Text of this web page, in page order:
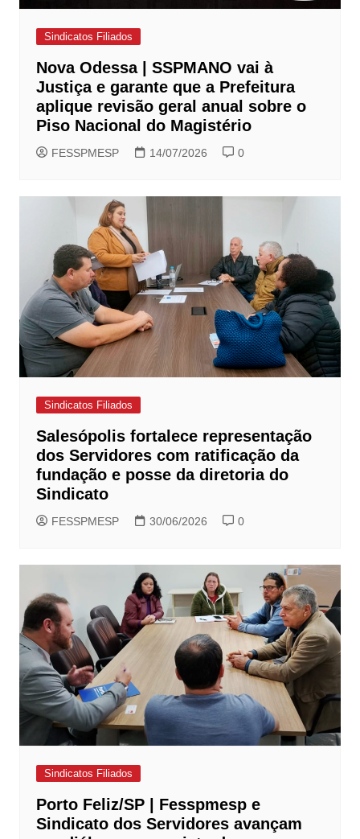
Sindicatos Filiados
Nova Odessa | SSPMANO vai à
Justiça e garante que a Prefeitura
aplique revisão geral anual sobre o
Piso Nacional do Magistério
FESSPMESP 14/07/2026 0
Sindicatos Filiados
Salesópolis fortalece representação
dos Servidores com ratificação da
fundação e posse da diretoria do
Sindicato
FESSPMESP 30/06/2026 0
Sindicatos Filiados
Porto Feliz/SP | Fesspmesp e
Sindicato dos Servidores avançam